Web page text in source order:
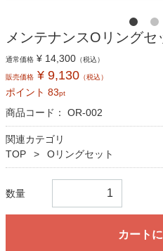
メンテナンスOリング
通常価格 ¥ 14,300 （税込）
販売価格 ¥ 9,130 （税込）
ポイント 83pt
商品コード： OR-002
関連カテゴリ
TOP
Oリングセット
数量
カート